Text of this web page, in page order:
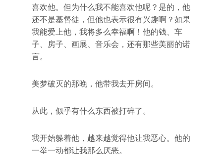
喜欢他。但为什么我不能喜欢他呢？是的，他
还不是基督徒，但他也表示很有兴趣啊？如果
我能爱上他，我将多么幸福啊！他的钱、车
子、房子、画展、音乐会，还有那些美丽的诺
言。
美梦破灭的那晚，他带我去开房间。
从此，似乎有什么东西被打碎了。
我开始躲着他，越来越觉得他让我恶心。他的
一举一动都让我那么厌恶。